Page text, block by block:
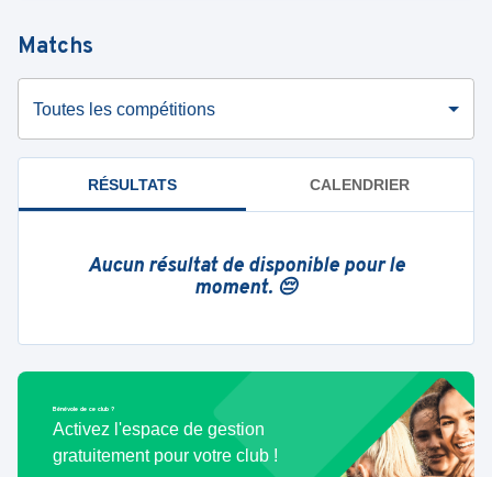
Matchs
Toutes les compétitions
RÉSULTATS CALENDRIER
Aucun résultat de disponible pour le
moment. 😔
Bénévole de ce club ?
Activez l'espace de gestion
gratuitement pour votre club !